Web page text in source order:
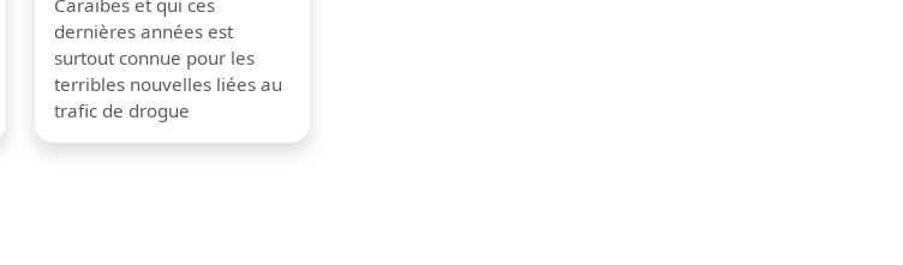
Caraïbes et qui ces
dernières années est
surtout connue pour les
terribles nouvelles liées au
trafic de drogue